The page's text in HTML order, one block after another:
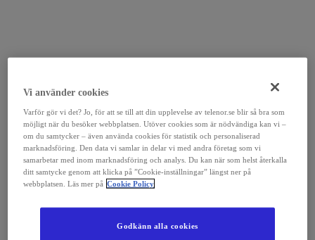
Vi använder cookies
Varför gör vi det? Jo, för att se till att din upplevelse av telenor.se blir så bra som
möjligt när du besöker webbplatsen. Utöver cookies som är nödvändiga kan vi –
om du samtycker – även använda cookies för statistik och personaliserad
marknadsföring. Den data vi samlar in delar vi med andra företag som vi
samarbetar med inom marknadsföring och analys. Du kan när som helst återkalla
ditt samtycke genom att klicka på ”Cookie-inställningar” längst ner på
webbplatsen. Läs mer på Cookie Policy
Godkänn alla cookies